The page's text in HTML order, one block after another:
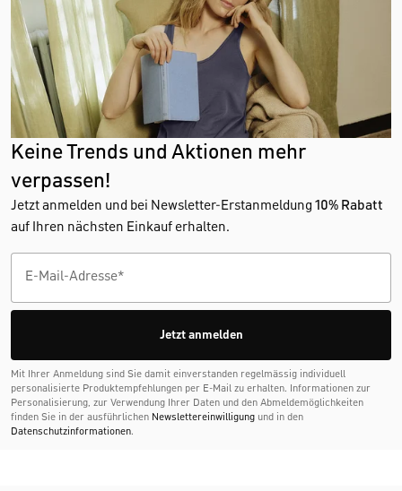
Keine Trends und Aktionen mehr
verpassen!
Jetzt anmelden und bei Newsletter-Erstanmeldung 10% Rabatt
auf Ihren nächsten Einkauf erhalten.
Jetzt anmelden
Mit Ihrer Anmeldung sind Sie damit einverstanden regelmässig individuell
personalisierte Produktempfehlungen per E-Mail zu erhalten. Informationen zur
Personalisierung, zur Verwendung Ihrer Daten und den Abmelde­möglichkeiten
finden Sie in der ausführlichen Newslettereinwilligung und in den
Datenschutzinformationen.